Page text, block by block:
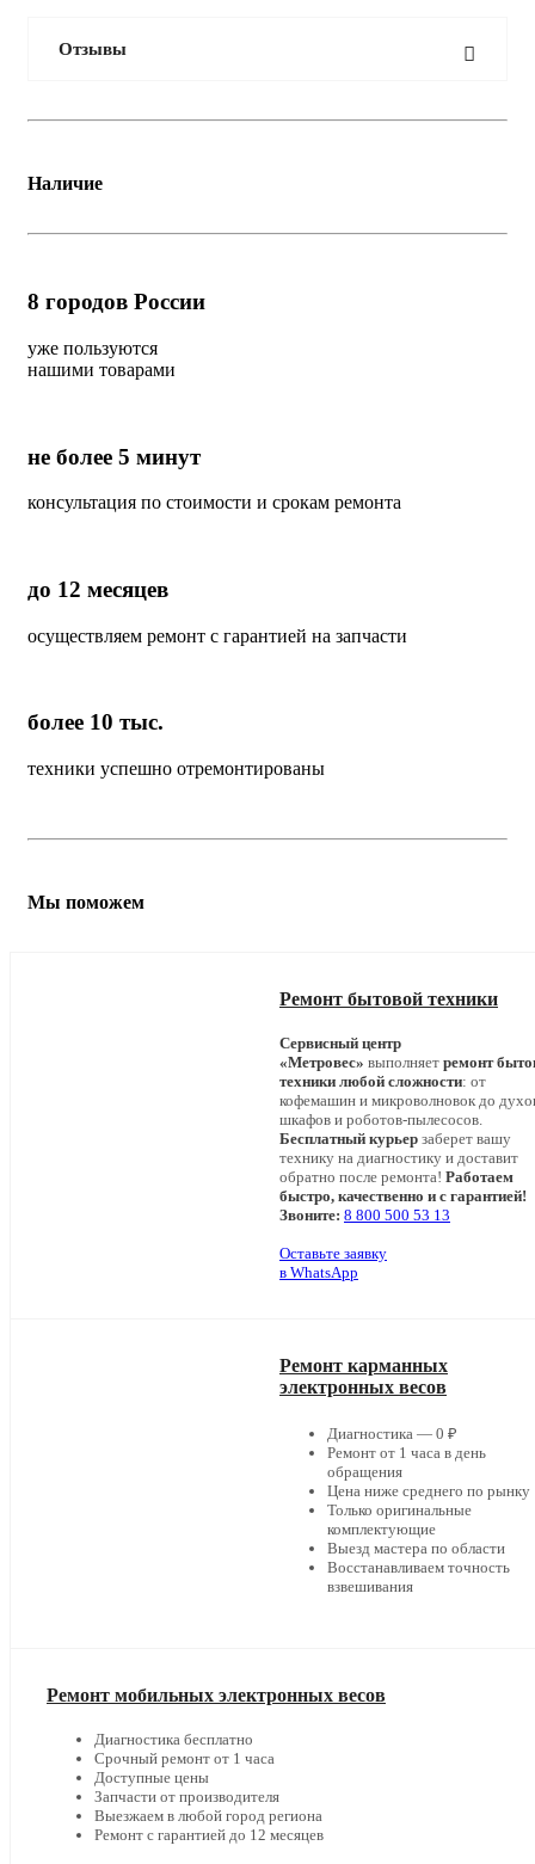
Отзывы
Наличие
8 городов России
уже пользуются
нашими товарами
не более 5 минут
консультация по стоимости и срокам ремонта
до 12 месяцев
осуществляем ремонт с гарантией на запчасти
более 10 тыс.
техники успешно отремонтированы
Мы поможем
Ремонт бытовой техники
Сервисный центр
«Метровес» выполняет ремонт
техники любой сложности: от
кофемашин и микроволновок до
шкафов и роботов-пылесосов.
Бесплатный курьер заберет вашу
технику на диагностику и доставит
обратно после ремонта! Работаем
быстро, качественно и с гарантией!
Звоните: 8 800 500 53 13
Оставьте заявку
в WhatsApp
Ремонт карманных
электронных весов
Диагностика — 0 ₽
Ремонт от 1 часа в день
обращения
Цена ниже среднего по рынку
Только оригинальные
комплектующие
Выезд мастера по области
Восстанавливаем точность
взвешивания
Ремонт мобильных электронных весов
Диагностика бесплатно
Срочный ремонт от 1 часа
Доступные цены
Запчасти от производителя
Выезжаем в любой город региона
Ремонт с гарантией до 12 месяцев